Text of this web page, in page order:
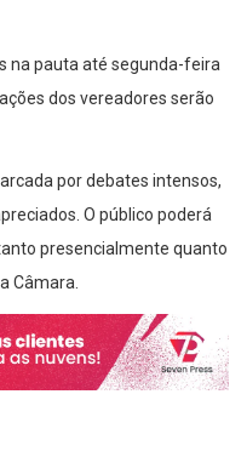
na pauta até segunda-feira
dos vereadores serão
por debates intensos,
O público poderá
presencialmente quanto
Câmara.